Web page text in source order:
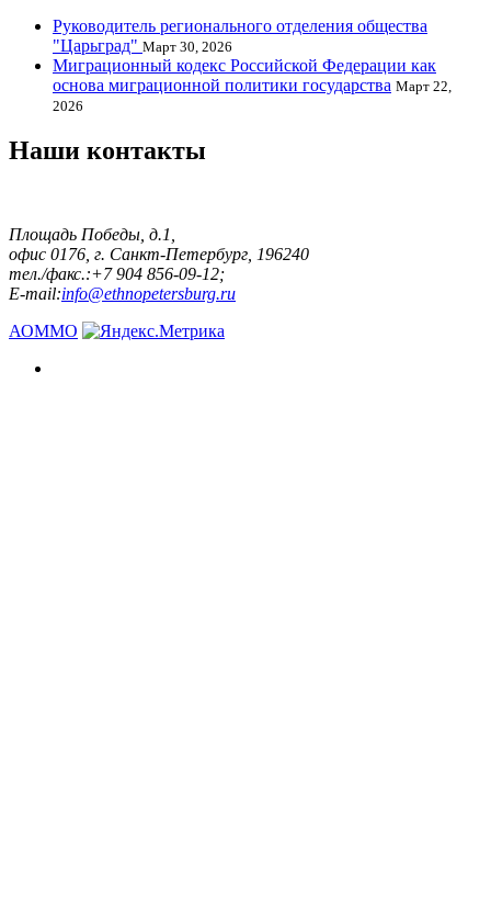
Руководитель регионального отделения общества
"Царьград" Март 30, 2026
Миграционный кодекс Российской Федерации как
основа миграционной политики государства Март 22,
2026
Наши контакты
Площадь Победы, д.1,
офис 0176, г. Санкт-Петербург, 196240
тел./факс.:+7 904 856-09-12;
E-mail:info@ethnopetersburg.ru
АОММО